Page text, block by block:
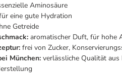
Aminosäure
eine gute Hydration
Getreide
aromatischer Duft, für hohe
frei von Zucker,
München: verlässliche Qualität aus